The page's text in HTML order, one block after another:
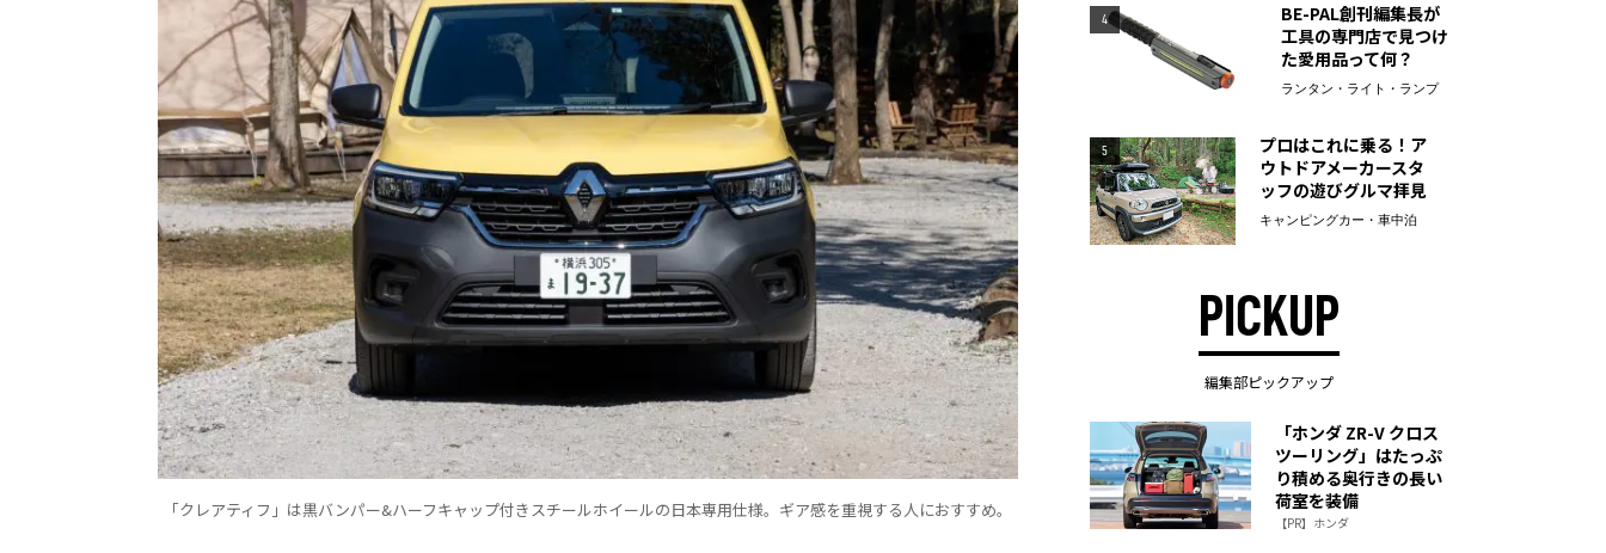
「クレアティフ」は黒バンパー&ハーフキャップ付きスチールホイールの日本専用仕様。ギア感を重視する人におすすめ。
4
BE-PAL創刊編集長が
工具の専門店で見つけ
た愛用品って何？
ランタン・ライト・ランプ
5
プロはこれに乗る！ア
ウトドアメーカースタ
ッフの遊びグルマ拝見
キャンピングカー・車中泊
PICKUP
編集部ピックアップ
「ホンダ ZR-V クロス
ツーリング」はたっぷ
り積める奥行きの長い
荷室を装備
【PR】ホンダ